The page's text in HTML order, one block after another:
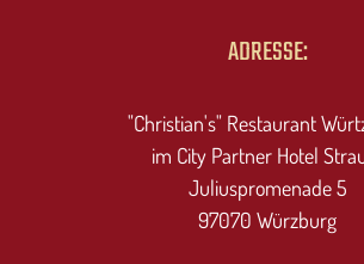
ADRESSE:
"Christian's" Restaurant
im City Partner Hotel
Juliuspromenade 5
97070 Würzburg